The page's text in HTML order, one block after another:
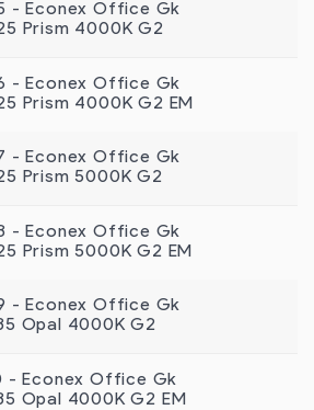
- Econex Office Gk
Prism 4000K G2
- Econex Office Gk
Prism 4000K G2 EM
- Econex Office Gk
Prism 5000K G2
- Econex Office Gk
Prism 5000K G2 EM
- Econex Office Gk
Opal 4000K G2
- Econex Office Gk
Opal 4000K G2 EM